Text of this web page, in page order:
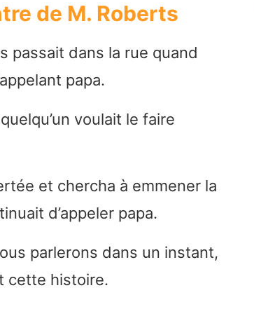
de M. Roberts
passait dans la rue quand
papa.
voulait le faire
et chercha à emmener la
d’appeler papa.
parlerons dans un instant,
cette histoire.